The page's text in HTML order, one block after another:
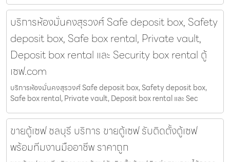
บริการห้องมั่นคงสุรวงศ์ Safe deposit box, Safety
deposit box, Safe box rental, Private vault,
Deposit box rental และ Security box rental ตู้
เซฟ.com
บริการห้องมั่นคงสุรวงศ์ Safe deposit box, Safety deposit box,
Safe box rental, Private vault, Deposit box rental และ Sec
ขายตู้เซฟ ชลบุรี บริการ ขายตู้เซฟ รับติดตั้งตู้เซฟ
พร้อมทีมงานมืออาชีพ ราคาถูก